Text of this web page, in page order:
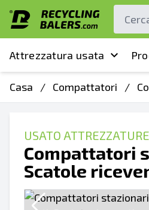
Attrezzatura usata
Casa / Compattatori /
USATO ATTREZZATURE
Compattatori
Scatole